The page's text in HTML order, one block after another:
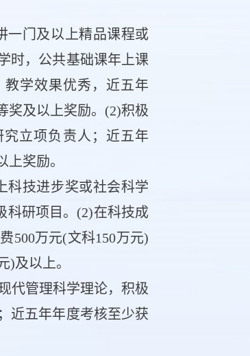
一门及以上精品课程或
时，公共基础课年上课
学效果优秀，近五年
奖及以上奖励。(2)积极
立项负责人；近五年
奖励。
科技进步奖或社会科学
科研项目。(2)在科技成
500万元(文科150万元)
)及以上。
代管理科学理论，积极
近五年年度考核至少获